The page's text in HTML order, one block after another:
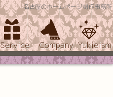
名古屋のホームページ制作事務所
Service Company Yukieism